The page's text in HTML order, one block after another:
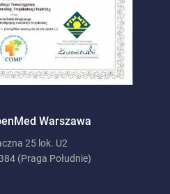
Warszawa
25 lok. U2
(Praga Południe)